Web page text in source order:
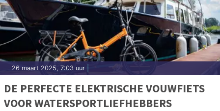
26 maart 2025, 7:03 uur
DE PERFECTE ELEKTRISCHE VOUWFIETS
VOOR WATERSPORTLIEFHEBBERS